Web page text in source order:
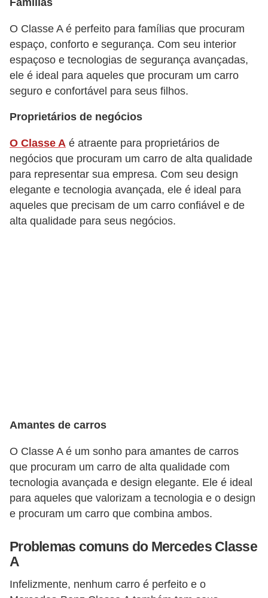
Famílias
O Classe A é perfeito para famílias que procuram
espaço, conforto e segurança. Com seu interior
espaçoso e tecnologias de segurança avançadas,
ele é ideal para aqueles que procuram um carro
seguro e confortável para seus filhos.
Proprietários de negócios
O Classe A é atraente para proprietários de
negócios que procuram um carro de alta qualidade
para representar sua empresa. Com seu design
elegante e tecnologia avançada, ele é ideal para
aqueles que precisam de um carro confiável e de
alta qualidade para seus negócios.
Amantes de carros
O Classe A é um sonho para amantes de carros
que procuram um carro de alta qualidade com
tecnologia avançada e design elegante. Ele é ideal
para aqueles que valorizam a tecnologia e o design
e procuram um carro que combina ambos.
Problemas comuns do Mercedes Classe
A
Infelizmente, nenhum carro é perfeito e o
s
p
o
r
t
e
a
t
e
n
a
V
e
í
c
u
l
s
l